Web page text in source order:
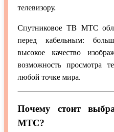
телевизору.
Спутниковое ТВ МТС
перед кабельным:
высокое качество
возможность просмотра
любой точке мира.
Почему стоит
МТС?